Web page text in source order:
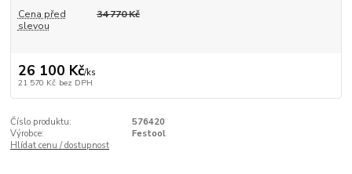
Cena před
slevou
34 770 Kč
26 100 Kč/ks
21 570 Kč bez DPH
Číslo produktu:
576420
Výrobce:
Festool
Hlídat cenu / dostupnost